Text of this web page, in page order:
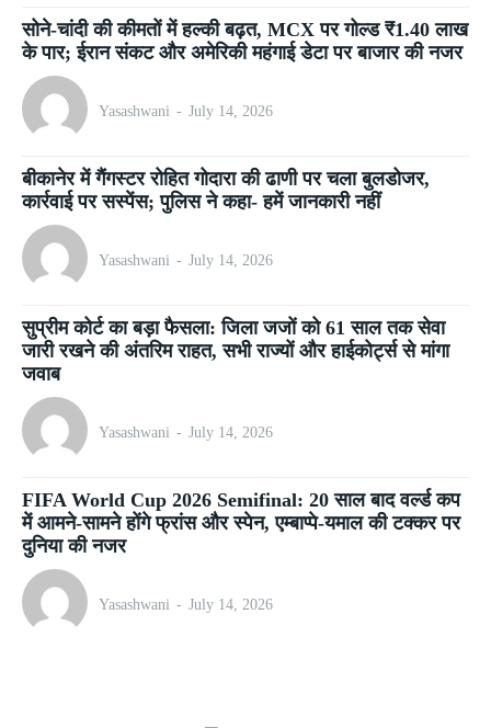
सोने-चांदी की कीमतों में हल्की बढ़त, MCX पर गोल्ड ₹1.40 लाख
के पार; ईरान संकट और अमेरिकी महंगाई डेटा पर बाजार की नजर
Yasashwani - July 14, 2026
बीकानेर में गैंगस्टर रोहित गोदारा की ढाणी पर चला बुलडोजर,
कार्रवाई पर सस्पेंस; पुलिस ने कहा- हमें जानकारी नहीं
Yasashwani - July 14, 2026
सुप्रीम कोर्ट का बड़ा फैसला: जिला जजों को 61 साल तक सेवा
जारी रखने की अंतरिम राहत, सभी राज्यों और हाईकोर्ट्स से मांगा
जवाब
Yasashwani - July 14, 2026
FIFA World Cup 2026 Semifinal: 20 साल बाद वर्ल्ड कप
में आमने-सामने होंगे फ्रांस और स्पेन, एम्बाप्पे-यमाल की टक्कर पर
दुनिया की नजर
Yasashwani - July 14, 2026